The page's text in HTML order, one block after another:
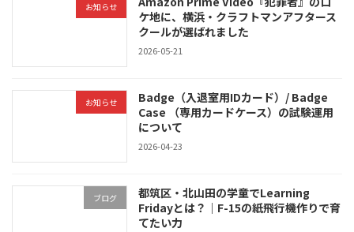
お知らせ
ケ地に、横浜・クラフトマンアフタース
クールが選ばれました
2026-05-21
お知らせ
Badge（入退室用IDカード）/ Badge
Case （専用カードケース）の試験運用
について
2026-04-23
ブログ
都筑区・北山田の学童でLearning
Fridayとは？｜F-15の紙飛行機作りで育
てたい力